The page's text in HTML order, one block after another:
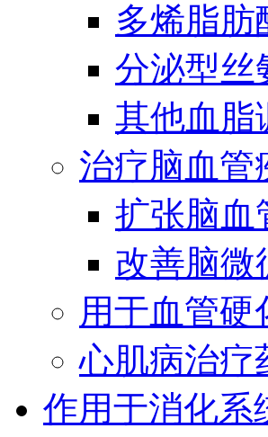
多烯脂肪
分泌型丝
其他血脂
治疗脑血管
扩张脑血
改善脑微
用于血管硬
心肌病治疗
作用于消化系